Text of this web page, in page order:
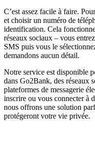
C’est assez facile à faire.
et choisir un numéro de
identification. Cela
réseaux sociaux – vous
SMS puis vous le
demandons aucun détail.
Notre service est disponible
dans Go2Bank, des réseaux
plateformes de messagerie
inscrire ou vous connecter à
nous offrons une solution
protégeront votre vie privée.